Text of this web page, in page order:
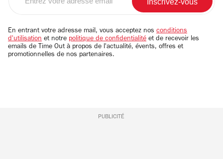
email
En entrant votre adresse mail, vous acceptez nos conditions
d'utilisation et notre politique de confidentialité et de recevoir les
emails de Time Out à propos de l'actualité, évents, offres et
promotionnelles de nos partenaires.
PUBLICITÉ